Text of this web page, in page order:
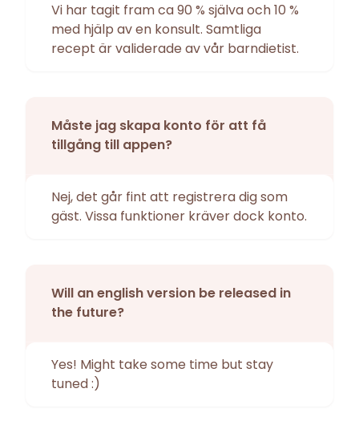
Vi har tagit fram ca 90 % själva och 10 %
med hjälp av en konsult. Samtliga
recept är validerade av vår barndietist.
Måste jag skapa konto för att få
tillgång till appen?
Nej, det går fint att registrera dig som
gäst. Vissa funktioner kräver dock konto.
Will an english version be released in
the future?
Yes! Might take some time but stay
tuned :)